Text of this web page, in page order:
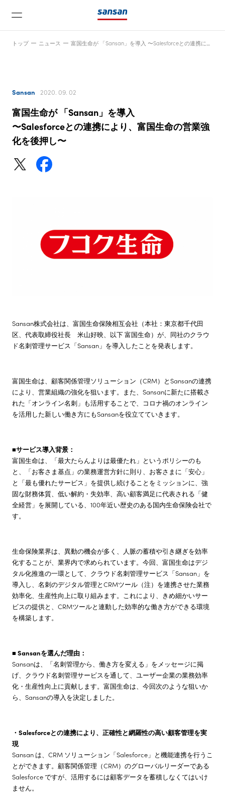
ニュース
サービス
株主・投資家情報
トップ ニュース
Sansan 2020. 09. 02
富国生命が 「Sansan」を導入
〜Salesforceとの連携により、富国生命の営業強
化を後押し〜
Sansan株式会社は、富国生命保険相互会社（本社：東京都千代田
区、代表取締役社長 米山好映、以下 富国生命）が、同社のクラウ
ド名刺管理サービス「Sansan」を導入したことを発表します。
富国生命は、顧客関係管理ソリューション（CRM）とSansanの連携
により、営業組織の強化を狙います。また、Sansanに新たに搭載さ
れた「オンライン名刺」も活用することで、コロナ禍のオンライン
を活用した新しい働き方にもSansanを役立てていきます。
■サービス導入背景：
富国生命は、「最大たらんよりは最優たれ」というポリシーのも
と、「お客さま基点」の業務運営方針に則り、お客さまに「安心」
と「最も優れたサービス」を提供し続けることをミッションに、強
固な財務体質、低い解約・失効率、高い顧客満足に代表される「健
全経営」を展開している、100年近い歴史のある国内生命保険会社で
す。
生命保険業界は、異動の機会が多く、人脈の蓄積や引き継ぎを効率
化することが、業界内で求められています。今回、富国生命はデジ
タル化推進の一環として、クラウド名刺管理サービス「Sansan」を
導入し、名刺のデジタル管理とCRMツール（注）を連携させた業務
効率化、生産性向上に取り組みます。これにより、きめ細かいサー
ビスの提供と、CRMツールと連動した効率的な働き方ができる環境
を構築します。
■ Sansanを選んだ理由：
Sansanは、「名刺管理から、働き方を変える」をメッセージに掲
げ、クラウド名刺管理サービスを通して、ユーザー企業の業務効率
化・生産性向上に貢献します。富国生命は、今回次のような狙いか
ら、Sansanの導入を決定しました。
・Salesforceとの連携により、正確性と網羅性の高い顧客管理を実
現
Sansan は、CRM ソリューション「Salesforce」と機能連携を行うこ
とができます。顧客関係管理（CRM）のグローバルリーダーである
Salesforce ですが、活用するには顧客データを蓄積しなくてはいけ
ません。